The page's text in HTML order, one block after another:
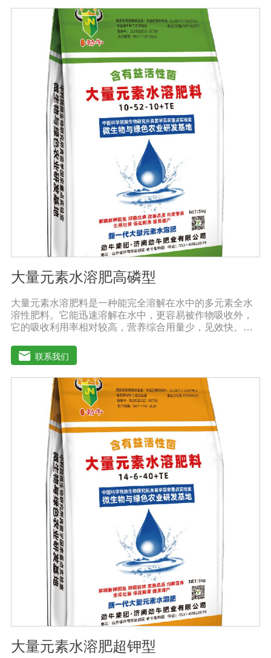
到促进植物生长的作用。【产品功能】1、改善土填养分疏
松土壤, 提高土壤通透性和保水保肥能力, 增加土壤有机质
防止板结, 有效解决因连工连作、重茬等原因造成的减产问
题。2、解磷解钾、提高化肥利用率有效菌能分解土壤中的
有机质, 减少氨肥的流失; 其中解钾解磷菌能将土壤中固化
的化学钾肥、化学磷肥分解转化为速效钾、速效磷。3、改
善作物品质使用菌剂后, 作物中的蛋白质、糖分、氮基酸、
维生素等有益成分含量有所提高, 起到改善作物品质的作
用。4、增强作物的抗逆性能、提高产量分泌赤霉素、细胞
分裂素、生长素等活性物质, 刺激、调节、促进作物的生长
发育, 增强农作物的抗逆性能, 有利于农作物的增产5、预
防、抑制细菌、真菌性病害如:小麦根腐病、镰刀菌、姜腐
病、黄萎病、灰葡萄孢、香蕉与棉花等枯萎病。
大量元素水溶肥高磷型
大量元素水溶肥料是一种能完全溶解在水中的多元素全水
溶性肥料。它能迅速溶解在水中，更容易被作物吸收外，
它的吸收利用率相对较高，营养综合用量少，见效快。用
体肥料。使用方法：灌溉施肥，灌溉包括灌溉、滴灌等灌
溉方式，不仅节约用水，而且节约施肥，而且植物吸收
快。叶面施肥，将肥料稀释溶解在水中喷洒叶面，或溶解
在水中，均匀喷洒叶面，通过叶面孔进入植物，植物可以
通过叶片营养吸收，大大提高了肥料的吸收利用效率。利
用大量元素水溶性肥料收获的农产品，大大降低了农药残
留，确保了食用的绿色和安全。此外，作物中蛋白质、
糖、氨基酸、维生素等有益成分的含量显著增加，颗粒丰
满光滑，蔬菜和水果颜色明亮，也能减少烟硝酸盐的积
累，提高农产品的安全性。
联系我们
大量元素水溶肥超钾型